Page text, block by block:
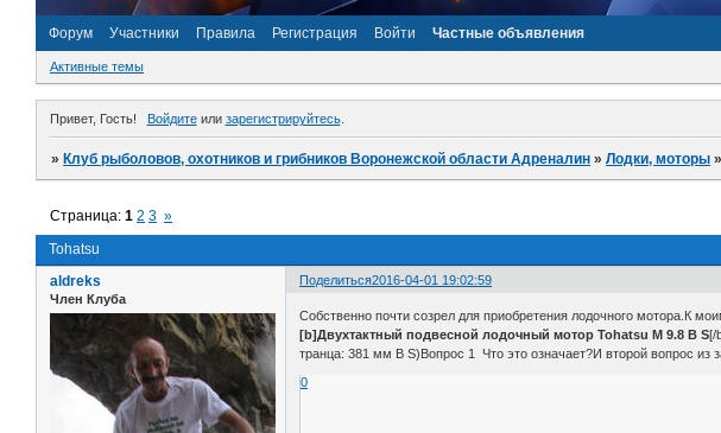
Форум Участники Правила Регистрация Войти Частные объявления
Активные темы
Привет, Гость! Войдитеили зарегистрируйтесь.
» Клуб рыболовов, охотников и грибников Воронежской области Адреналин »Лодки, моторы
Tohatsu
Страница:1 2 3 »
Поделиться2016-04-01 19:02:59
aldreks
Член Клуба
Собственно почти созрел для приобретения лодочного мотора.К
[b]Двухтактный подвесной лодочный мотор Tohatsu M 9.8 B S[/
транца: 381 мм B S)Вопрос 1 Что это означает?И второй вопрос из
0